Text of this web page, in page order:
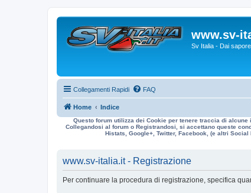
www.sv-
Sv Italia - Dai
Collegamenti Rapidi FAQ
Home Indice
Questo forum utilizza dei Cookie per tenere traccia di
Collegandosi al forum o Registrandosi, si accettano queste
Histats, Google+, Twitter, Facebook, (e altri
www.sv-italia.it - Registrazione
Per continuare la procedura di registrazione, specifica